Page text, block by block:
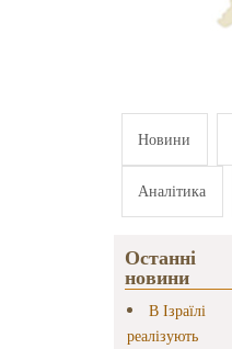
Новини
Аналітика
Останні
новини
В Ізраїлі
реалізують